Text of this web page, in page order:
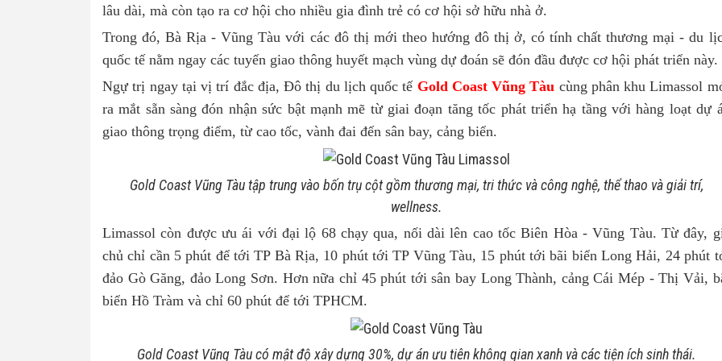
lâu dài, mà còn tạo ra cơ hội cho nhiều gia đình trẻ có cơ hội sở hữu nhà ở.
Trong đó, Bà Rịa - Vũng Tàu với các đô thị mới theo hướng đô thị ở, có tính chất thương mại - du
quốc tế nằm ngay các tuyến giao thông huyết mạch vùng dự đoán sẽ đón đầu được cơ hội phát triển này.
Ngự trị ngay tại vị trí đắc địa, Đô thị du lịch quốc tế Gold Coast Vũng Tàu cùng phân khu Limassol
ra mắt sẵn sàng đón nhận sức bật mạnh mẽ từ giai đoạn tăng tốc phát triển hạ tầng với hàng loạt dự
giao thông trọng điểm, từ cao tốc, vành đai đến sân bay, cảng biển.
Gold Coast Vũng Tàu tập trung vào bốn trụ cột gồm thương mại, tri thức và công nghệ, thể thao và giải trí,
wellness.
Limassol còn được ưu ái với đại lộ 68 chạy qua, nối dài lên cao tốc Biên Hòa - Vũng Tàu. Từ đây,
chủ chỉ cần 5 phút để tới TP Bà Rịa, 10 phút tới TP Vũng Tàu, 15 phút tới bãi biển Long Hải, 24 phút
đảo Gò Găng, đảo Long Sơn. Hơn nữa chỉ 45 phút tới sân bay Long Thành, cảng Cái Mép - Thị Vải,
biển Hồ Tràm và chỉ 60 phút để tới TPHCM.
Gold Coast Vũng Tàu có mật độ xây dựng 30%, dự án ưu tiên không gian xanh và các tiện ích sinh thái.